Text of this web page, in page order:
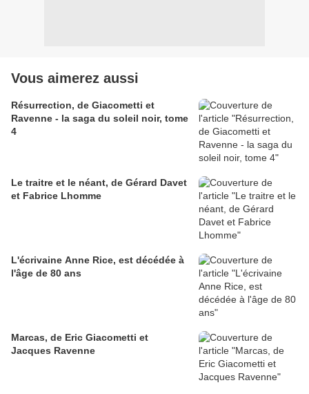
Vous aimerez aussi
Résurrection, de Giacometti et
Ravenne - la saga du soleil noir, tome
4
Le traitre et le néant, de Gérard Davet
et Fabrice Lhomme
L'écrivaine Anne Rice, est décédée à
l'âge de 80 ans
Marcas, de Eric Giacometti et
Jacques Ravenne